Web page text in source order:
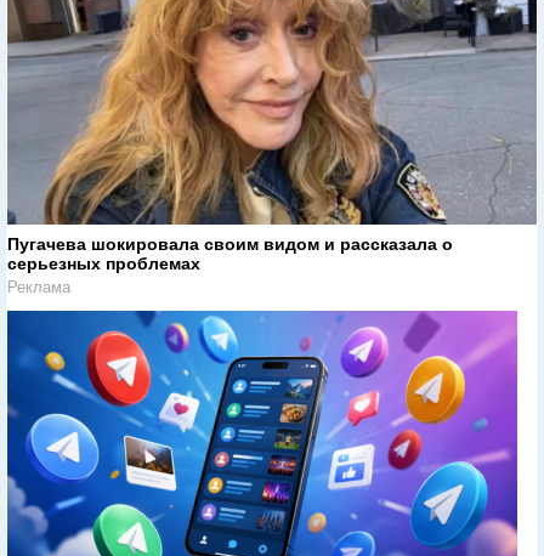
Пугачева шокировала своим видом и рассказала о
серьезных проблемах
Реклама